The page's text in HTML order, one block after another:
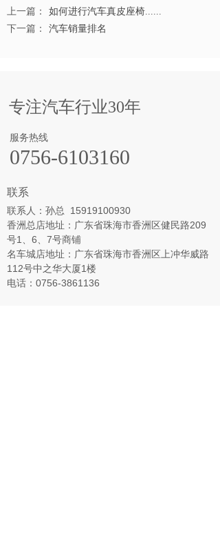
上一篇：
如何进行汽车真皮座椅......
下一篇：
汽车销量排名
服务热线
0756-6103160
专注汽车行业30年
联系
联系人：孙总 15919100930
香洲总店地址：广东省珠海市香洲区健民路209
号1、6、7号商铺
名车城店地址 ：广东省珠海市香洲区上冲华威路
112号中之华大厦1楼
电话：0756-3861136